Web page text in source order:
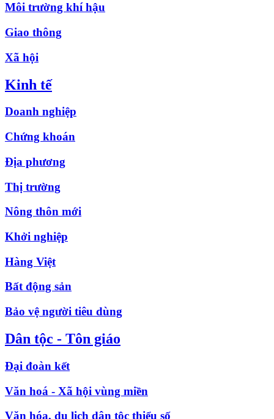
Môi trường khí hậu
Giao thông
Xã hội
Kinh tế
Doanh nghiệp
Chứng khoán
Địa phương
Thị trường
Nông thôn mới
Khởi nghiệp
Hàng Việt
Bất động sản
Bảo vệ người tiêu dùng
Dân tộc - Tôn giáo
Đại đoàn kết
Văn hoá - Xã hội vùng miền
Văn hóa, du lịch dân tộc thiểu số